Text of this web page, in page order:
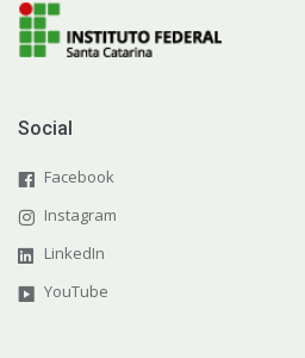
Social
Facebook
Instagram
LinkedIn
YouTube